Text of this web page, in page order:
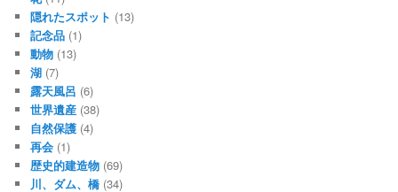
隠れたスポット (13)
記念品 (1)
動物 (13)
湖 (7)
露天風呂 (6)
世界遺産 (38)
自然保護 (4)
再会 (1)
歴史的建造物 (69)
川、ダム、橋 (34)